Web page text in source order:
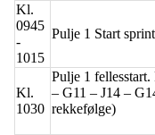
Kl.
0945
-
1015
Pulje 1 Start
Kl.
1030
Pulje 1
– G11 – J14 –
rekkefølge)